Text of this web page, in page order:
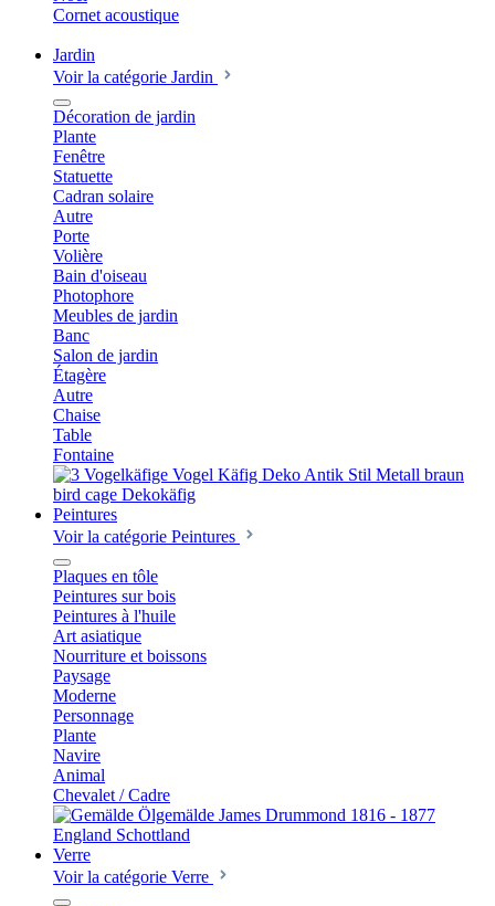
Cornet acoustique
Jardin
Voir la catégorie Jardin
Décoration de jardin
Plante
Fenêtre
Statuette
Cadran solaire
Autre
Porte
Volière
Bain d'oiseau
Photophore
Meubles de jardin
Banc
Salon de jardin
Étagère
Autre
Chaise
Table
Fontaine
Peintures
Voir la catégorie Peintures
Plaques en tôle
Peintures sur bois
Peintures à l'huile
Art asiatique
Nourriture et boissons
Paysage
Moderne
Personnage
Plante
Navire
Animal
Chevalet / Cadre
Verre
Voir la catégorie Verre